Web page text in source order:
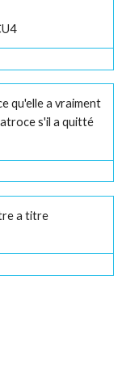
qu'elle a vraiment
s'il a quitté
a titre